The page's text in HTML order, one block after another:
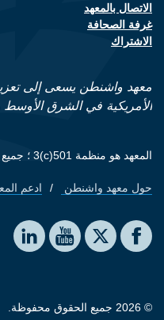
Footer contact links
الاتصال بالمعهد
غرفة الصحافة
الاشتراك
معهد واشنطن يسعى إلى
الأمريكية في الشرق الأوسط
المعهد هو منظمة 501(c)3 ؛ جميع التبرعات معفاة من الضرائب.
Footer quick links
حول معهد واشنطن ادعم
Social media
Institute on Facebook
Institute on X
YouTube
© 2026 جميع الحقوق محفوظة.